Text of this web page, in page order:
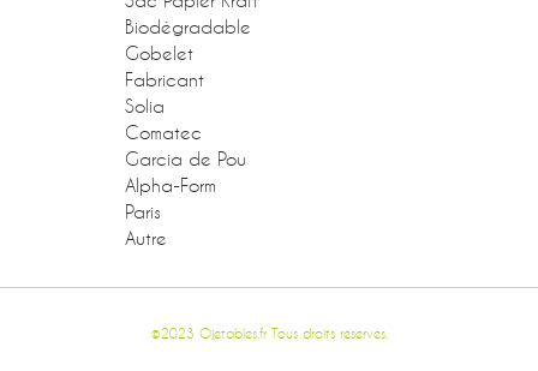
Biodégradable
Gobelet
Fabricant
Solia
Comatec
Garcia de Pou
Alpha-Form
Paris
Autre
©2023 Ojetables.fr Tous droits réservés.